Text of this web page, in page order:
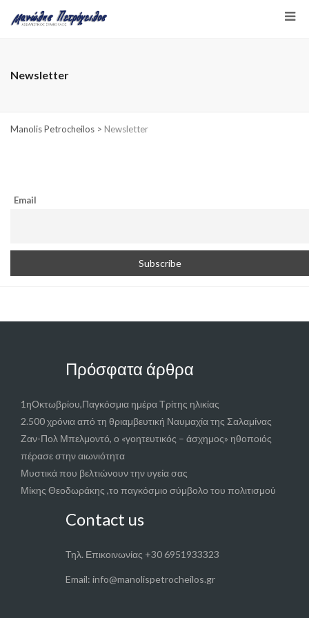
Newsletter
Manolis Petrocheilos > Newsletter
Email
Πρόσφατα άρθρα
1ηΟκτωβρίου,Παγκόσμια ημέρα Τρίτης ηλικίας
2.500 χρόνια από τη θριαμβευτική Ναυμαχία της Σαλαμίνας
Ζαν-Πολ Μπελμοντό, ο «γοητευτικός – άσχημος» ηθοποιός
πέρασε στην αιωνιότητα
Μυστικά που βελτιώνουν την υγεία σας
Μίκης Θεοδωράκης ,το παγκόσμιο σύμβολο του πολιτισμού
Contact us
Τηλ. Επικοινωνίας +30 6951933323
Email: info@manolispetrocheilos.gr